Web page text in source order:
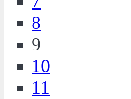
8
9
10
11